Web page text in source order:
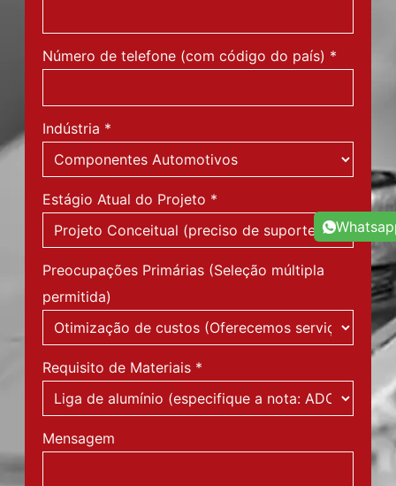
Estágio Atual do Projeto
Preocupações Primárias (Seleção múltipla
Requisito de Materiais